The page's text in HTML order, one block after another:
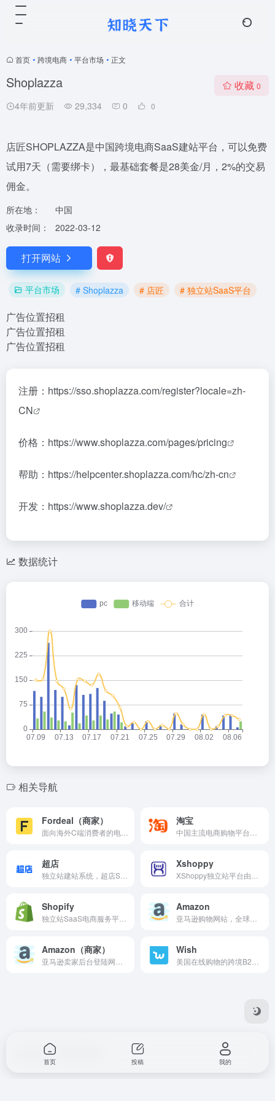
首页 • 跨境电商 • 平台市场 • 正文
Shoplazza
4年前更新 29,334 0 0
收藏 0
店匠SHOPLAZZA是中国跨境电商SaaS建站平台，可以免费
试用7天（需要绑卡），最基础套餐是28美金/月，2%的交易
佣金。
所在地：
中国
收录时间：
2022-03-12
打开网站
平台市场 # Shoplazza # 店匠 # 独立站SaaS平台
广告位置招租
广告位置招租
广告位置招租
注册： https://sso.shoplazza.com/register?locale=zh-
CN
价格： https://www.shoplazza.com/pages/pricing
帮助： https://helpcenter.shoplazza.com/hc/zh-cn
开发： https://www.shoplazza.dev/
数据统计
相关导航
Fordeal（商家） 淘宝
超店 Xshoppy
Shopify Amazon
Amazon（商家） Wish
Copyright © 2025 知晓天下
首页 投稿 我的